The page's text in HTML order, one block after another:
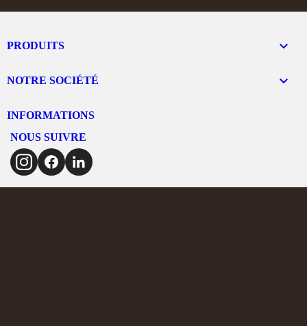
PRODUITS 
NOTRE SOCIÉTÉ 
INFORMATIONS
NOUS SUIVRE